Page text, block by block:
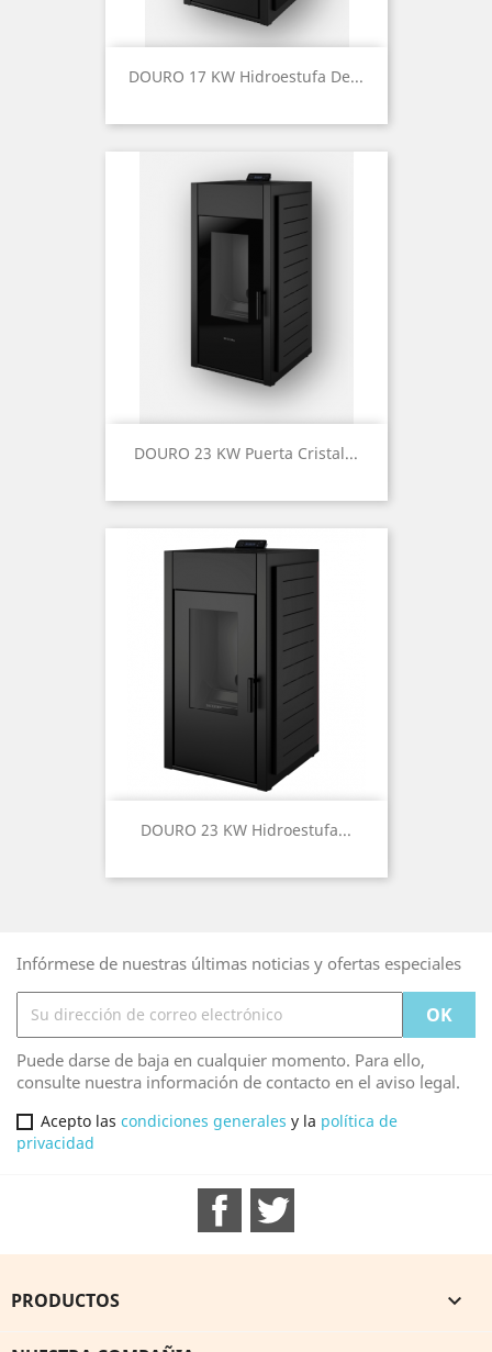
DOURO 17 KW Hidroestufa De...
DOURO 23 KW Puerta Cristal...
DOURO 23 KW Hidroestufa...
Infórmese de nuestras últimas noticias y ofertas especiales
Puede darse de baja en cualquier momento. Para ello,
consulte nuestra información de contacto en el aviso legal.
Acepto las condiciones generales y la política de
privacidad
Facebook
PRODUCTOS 